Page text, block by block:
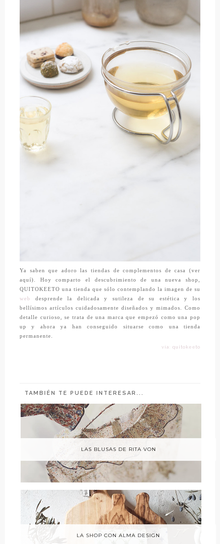
Ya saben que adoro las tiendas de complementos de casa (ver
aquí). Hoy comparto el descubrimiento de una nueva shop,
QUITOKEETO una tienda que sólo contemplando la imagen de su
web
desprende la delicada y sutileza de su estética y los
bellísimos artículos cuidadosamente diseñados y mimados. Como
detalle curioso, se trata de una marca que empezó como una pop
up y ahora ya han conseguido situarse como una tienda
permanente.
vía: quitokeeto
TAMBIÉN TE PUEDE INTERESAR...
LAS BLUSAS DE RITA VON
LA SHOP CON ALMA DESIGN